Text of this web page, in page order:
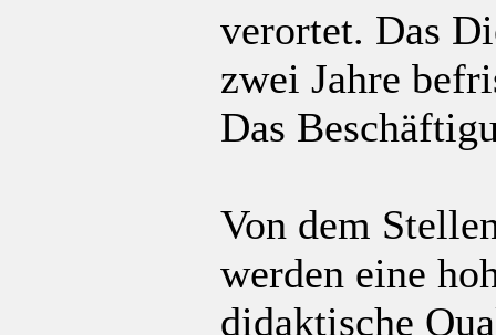
verortet. Das
zwei Jahre
Das
Von dem
werden eine
didaktische